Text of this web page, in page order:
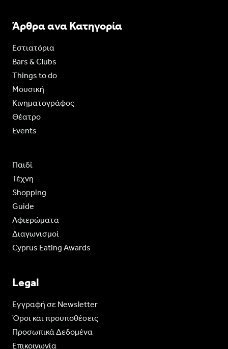
Άρθρα ανα Κατηγορία
Εστιατόρια
Bars & Clubs
Things to do
Moυσική
Κινηματογράφος
Θέατρο
Events
Παιδί
Τέχνη
Shopping
Guide
Aφιερώματα
Διαγωνισμοί
Cyprus Eating Awards
Legal
Eγγραφή σε Newsletter
Όροι και προϋποθέσεις
Προσωπικά Δεδομένα
Επικοινωνία